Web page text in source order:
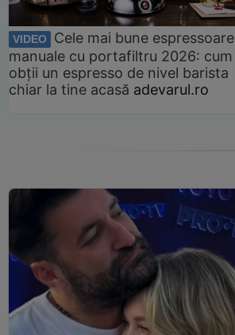
VIDEO
Cele mai bune espressoare
manuale cu portafiltru 2026: cum
obții un espresso de nivel barista
chiar la tine acasă adevarul.ro